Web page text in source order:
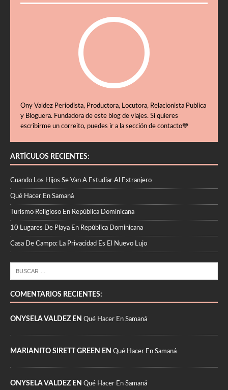
Ony Valdez Periodista, Productora, Locutora, Relacionista Publica
y Bloguera. Fundadora de este blog de viajes. Si quieres
escribirme un correito, puedes ir a la sección de contacto💙
ARTÍCULOS RECIENTES:
Cuando Los Hijos Se Van A Estudiar Al Extranjero
Qué Hacer En Samaná
Turismo Religioso En República Dominicana
10 Lugares De Playa En República Dominicana
Casa De Campo: La Privacidad Es El Nuevo Lujo
COMENTARIOS RECIENTES:
ONYSELA VALDEZ EN Qué Hacer En Samaná
MARIANITO SIRETT GREEN EN Qué Hacer En Samaná
ONYSELA VALDEZ EN Qué Hacer En Samaná